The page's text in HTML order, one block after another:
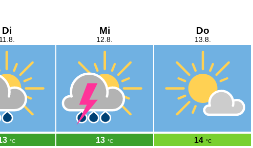
Di
11.8.
°C
Mi
12.8.
13 °C
Do
13.8.
14 °C